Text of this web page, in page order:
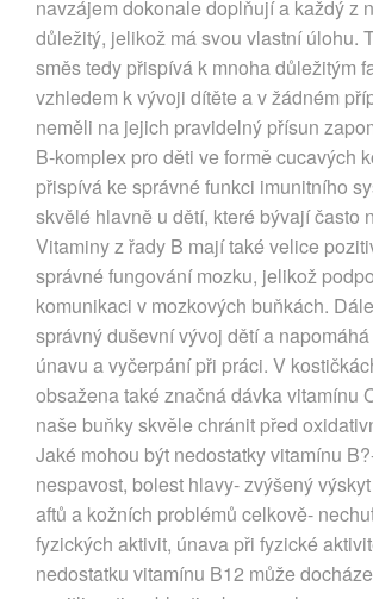
navzájem dokonale doplňují a každý z
důležitý, jelikož má svou vlastní úlohu.
směs tedy přispívá k mnoha důležitým
vzhledem k vývoji dítěte a v žádném
neměli na jejich pravidelný přísun
B-komplex pro děti ve formě cucavých
přispívá ke správné funkci imunitního
skvělé hlavně u dětí, které bývají často
Vitaminy z řady B mají také velice
správné fungování mozku, jelikož
komunikaci v mozkových buňkách.
správný duševní vývoj dětí a
únavu a vyčerpání při práci. V
obsažena také značná dávka vitamínu
naše buňky skvěle chránit před
Jaké mohou být nedostatky vitamínu
nespavost, bolest hlavy- zvýšený
aftů a kožních problémů celkově-
fyzických aktivit, únava při fyzické
nedostatku vitamínu B12 může